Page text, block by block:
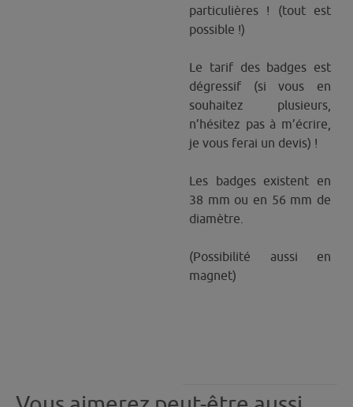
particulières ! (tout est
possible !)
Le tarif des badges est
dégressif (si vous en
souhaitez plusieurs,
n’hésitez pas à m’écrire,
je vous ferai un devis) !
Les badges existent en
38 mm ou en 56 mm de
diamètre.
(Possibilité aussi en
magnet)